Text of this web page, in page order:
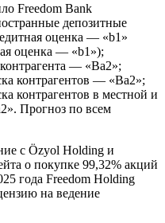
Freedom Bank
депозитные
оценка — «b1»
оценка — «b1»);
— «Ba2»;
контрагентов — «Ba2»;
контрагентов в местной и
Прогноз по всем
с Özyol Holding и
о покупке 99,32% акций
года Freedom Holding
на ведение